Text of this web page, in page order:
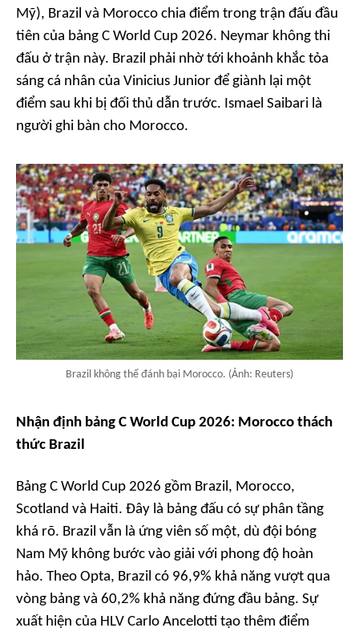
Mỹ), Brazil và Morocco chia điểm trong trận đấu đầu
tiên của bảng C World Cup 2026. Neymar không thi
đấu ở trận này. Brazil phải nhờ tới khoảnh khắc tỏa
sáng cá nhân của Vinicius Junior để giành lại một
điểm sau khi bị đối thủ dẫn trước. Ismael Saibari là
người ghi bàn cho Morocco.
Brazil không thể đánh bại Morocco. (Ảnh: Reuters)
Nhận định bảng C World Cup 2026: Morocco thách
thức Brazil
Bảng C World Cup 2026 gồm Brazil, Morocco,
Scotland và Haiti. Đây là bảng đấu có sự phân tầng
khá rõ. Brazil vẫn là ứng viên số một, dù đội bóng
Nam Mỹ không bước vào giải với phong độ hoàn
hảo. Theo Opta, Brazil có 96,9% khả năng vượt qua
vòng bảng và 60,2% khả năng đứng đầu bảng. Sự
xuất hiện của HLV Carlo Ancelotti tạo thêm điểm